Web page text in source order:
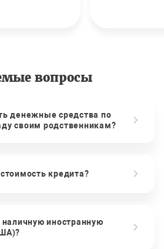
вопросы
денежные средства по
своим родственникам?
кредита?
наличную иностранную